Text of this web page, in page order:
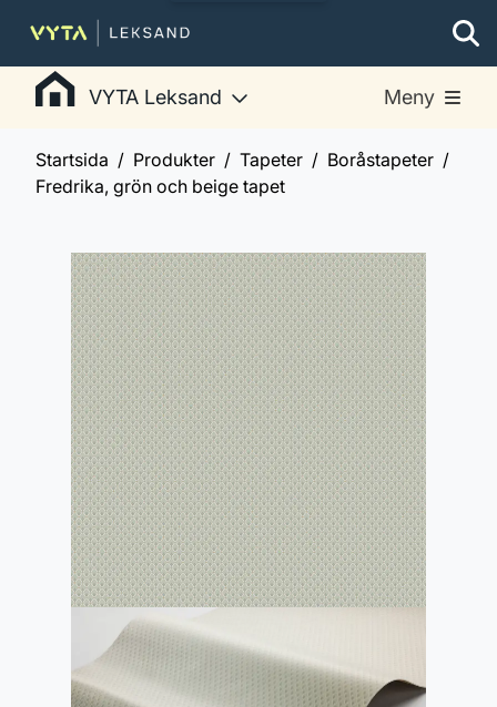
VYTA Leksand Meny
Startsida Produkter Tapeter
Boråstapeter
Fredrika, grön och beige tapet